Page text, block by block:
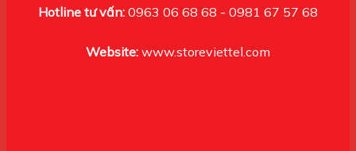
Hotline tư vấn: 0963 06 68 68 - 0981 67 57 68
Website: www.storeviettel.com